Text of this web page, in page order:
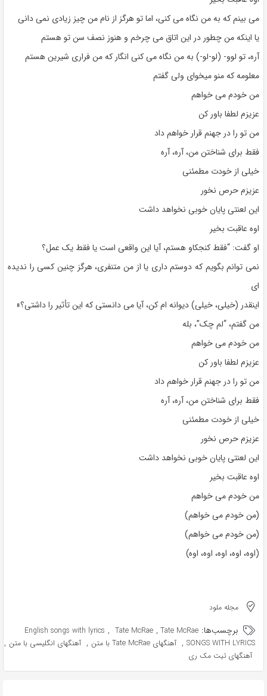
می بینم که به من نگاه می کنی، اما تو هرگز از نام من چیز زیادی نمی دانی
یا اینکه من چطور در این اتاق می چرخم و هنوز نصف سن تو هستم
آره، تو لوو- (لو-لو-) به من نگاه می کنی انگار که من فراری شیرین هستم
معلومه که منو میخوای ولی گفتم
من خودم می خواهم
عزیزم لطفا باور کن
من تو را در جهنم قرار خواهم داد
فقط برای شناختن من، آره، آره
خیلی از خودت مطمئنی
عزیزم حرص نخور
این لعنتی پایان خوبی نخواهد داشت
اوه عاقبت بخیر
او گفت: “فقط کنجکاو هستم، آیا این واقعی است یا فقط یک عمل؟
نمی توانم بگویم که دوستم داری یا از من متنفری، هرگز چنین کسی را ندیده
ای
اینقدر (خیلی، خیلی) دیوانه ام کن، آیا می دانستی که این تأثیر را داشتی؟»
من گفتم، “لم چک”، بله
من خودم می خواهم
عزیزم لطفا باور کن
من تو را در جهنم قرار خواهم داد
فقط برای شناختن من، آره، آره
خیلی از خودت مطمئنی
عزیزم حرص نخور
این لعنتی پایان خوبی نخواهد داشت
اوه عاقبت بخیر
من خودم می خواهم
(من خودم می خواهم)
(من خودم می خواهم)
(اوه، اوه، اوه، اوه، اوه)
مجله ملود
برچسب‌ها: English songs with lyrics , Tate McRae , Tate McRae
SONGS WITH LYRICS
, آهنگهای Tate McRae با متن , آهنگهای انگلیسی با متن ,
آهنگهای تیت مک ری